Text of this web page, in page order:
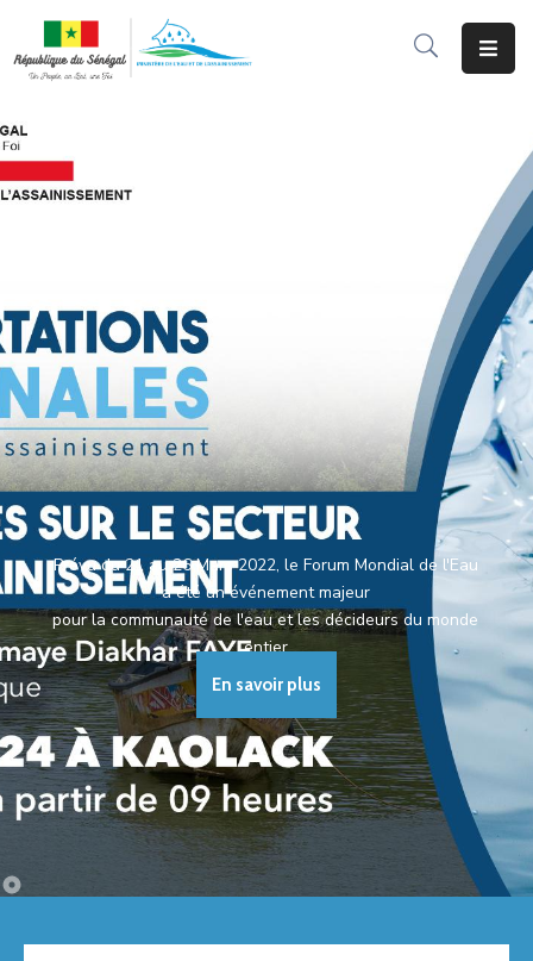
Le
Ministère
Services
Aux
Usagers
Actualité
Documentation
AMCOW
Prévu du 21 au 26 Mars 2022, le Forum Mondial de l'Eau
a été un événement majeur
pour la communauté de l'eau et les décideurs du monde
entier
En savoir plus